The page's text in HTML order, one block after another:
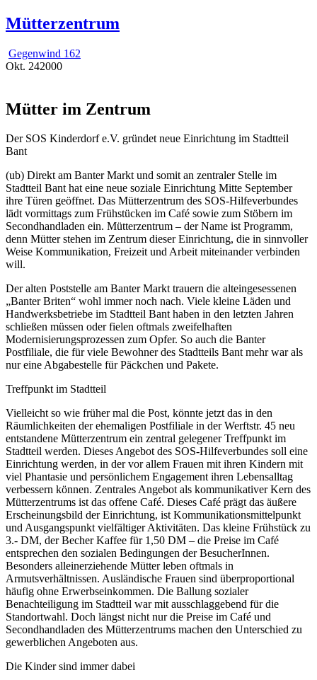
Mütterzentrum
Gegenwind 162
Okt. 242000
Mütter im Zentrum
Der SOS Kinderdorf e.V. gründet neue Einrichtung im Stadtteil
Bant
(ub) Direkt am Banter Markt und somit an zentraler Stelle im
Stadtteil Bant hat eine neue soziale Einrichtung Mitte September
ihre Türen geöffnet. Das Mütterzentrum des SOS-Hilfeverbundes
lädt vormittags zum Frühstücken im Café sowie zum Stöbern im
Secondhandladen ein. Mütterzentrum – der Name ist Programm,
denn Mütter stehen im Zentrum dieser Einrichtung, die in sinnvoller
Weise Kommunikation, Freizeit und Arbeit miteinander verbinden
will.
Der alten Poststelle am Banter Markt trauern die alteingesessenen
„Banter Briten“ wohl immer noch nach. Viele kleine Läden und
Handwerksbetriebe im Stadtteil Bant haben in den letzten Jahren
schließen müssen oder fielen oftmals zweifelhaften
Modernisierungsprozessen zum Opfer. So auch die Banter
Postfiliale, die für viele Bewohner des Stadtteils Bant mehr war als
nur eine Abgabestelle für Päckchen und Pakete.
Treffpunkt im Stadtteil
Vielleicht so wie früher mal die Post, könnte jetzt das in den
Räumlichkeiten der ehemaligen Postfiliale in der Werftstr. 45 neu
entstandene Mütterzentrum ein zentral gelegener Treffpunkt im
Stadtteil werden. Dieses Angebot des SOS-Hilfeverbundes soll eine
Einrichtung werden, in der vor allem Frauen mit ihren Kindern mit
viel Phantasie und persönlichem Engagement ihren Lebensalltag
verbessern können. Zentrales Angebot als kommunikativer Kern des
Mütterzentrums ist das offene Café. Dieses Café prägt das äußere
Erscheinungsbild der Einrichtung, ist Kommunikationsmittelpunkt
und Ausgangspunkt vielfältiger Aktivitäten. Das kleine Frühstück zu
3.- DM, der Becher Kaffee für 1,50 DM – die Preise im Café
entsprechen den sozialen Bedingungen der BesucherInnen.
Besonders alleinerziehende Mütter leben oftmals in
Armutsverhältnissen. Ausländische Frauen sind überproportional
häufig ohne Erwerbseinkommen. Die Ballung sozialer
Benachteiligung im Stadtteil war mit ausschlaggebend für die
Standortwahl. Doch längst nicht nur die Preise im Café und
Secondhandladen des Mütterzentrums machen den Unterschied zu
gewerblichen Angeboten aus.
Die Kinder sind immer dabei